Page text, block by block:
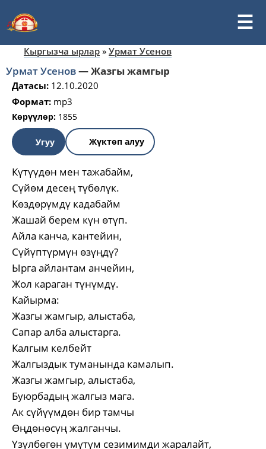
Кыргызча ырлар » Урмат Усенов
Урмат Усенов—Жазгы жамгыр
Датасы: 12.10.2020
Формат: mp3
Көрүүлөр: 1855
Угуу Жүктөп алуу
Күтүүдөн мен тажабайм,
Сүйөм десең түбөлүк.
Көздөрүмдү кадабайм
Жашай берем күн өтүп.
Айла канча, кантейин,
Сүйүптүрмүн өзүңдү?
Ырга айлантам анчейин,
Жол караган түнүмдү.
Кайырма:
Жазгы жамгыр, алыстаба,
Сапар алба алыстарга.
Калгым келбейт
Жалгыздык туманында камалып.
Жазгы жамгыр, алыстаба,
Буюрбадың жалгыз мага.
Ак сүйүүмдөн бир тамчы
Өңдөнөсүң жалганчы.
Үзүлбөгөн үмүтүм сезимимди жаралайт,